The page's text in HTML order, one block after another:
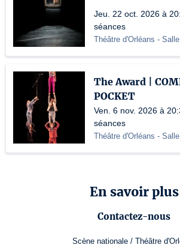
Jeu. 22 oct. 2026 à
séances
Théâtre d'Orléans -
The Award |
POCKET
Ven. 6 nov. 2026 à
séances
Théâtre d'Orléans -
En savoir plus
Contactez-nous
Scène nationale / Théâtre